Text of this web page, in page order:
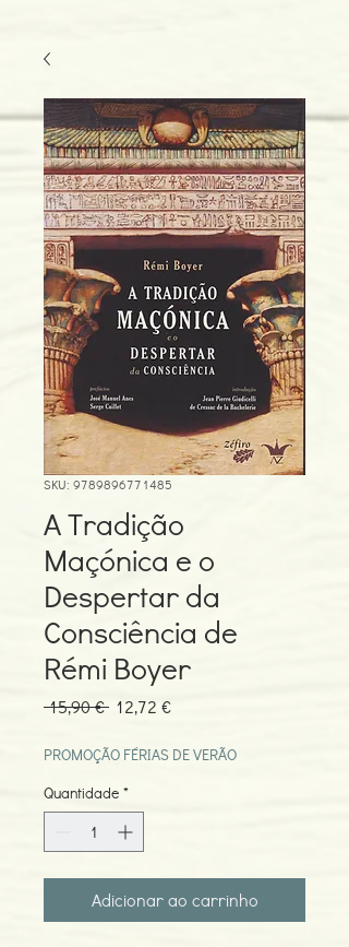
SKU: 9789896771485
A Tradição
Maçónica e o
Despertar da
Consciência de
Rémi Boyer
15,90 € Preço
12,72 €Preço
PROMOÇÃO FÉRIAS DE VERÃO
Quantidade *
Adicionar ao carrinho